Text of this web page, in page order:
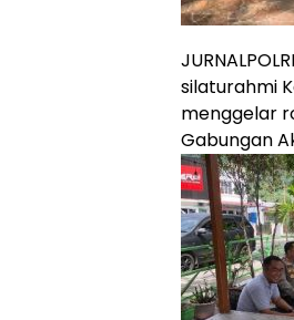
silaturahmi
menggelar
Gabungan